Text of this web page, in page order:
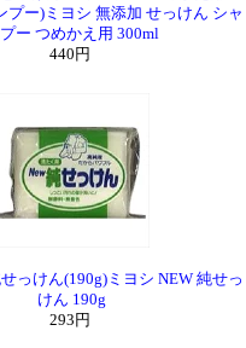
プー)ミヨシ 無添加 せっけん シャ
ー つめかえ用 300ml
440円
っけん(190g)ミヨシ NEW 純せっ
けん 190g
293円